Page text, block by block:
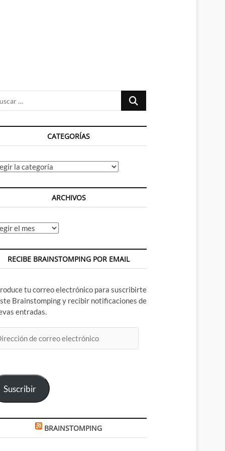
Buscar
CATEGORÍAS
ARCHIVOS
RECIBE BRAINSTOMPING POR EMAIL
tu correo electrónico para suscribirte
Brainstomping y recibir notificaciones de
entradas.
Suscribir
BRAINSTOMPING